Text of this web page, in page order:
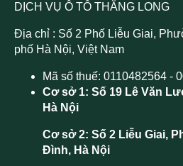
DỊCH VỤ Ô TÔ THĂNG LONG
Địa chỉ : Số 2 Phố Liễu Giai,
phố Hà Nội, Việt Nam
Mã số thuế: 0110482564 -
Cơ sở 1: Số 19 Lê Văn
Hà Nội
Cơ sở 2: Số 2 Liễu Giai,
Đình, Hà Nội